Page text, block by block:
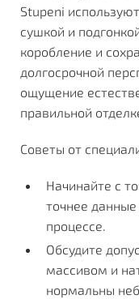
Stupeni
сушкой и
коробление и
долгосрочной
ощущение
правильной
Советы от
Начинайте с
точнее
процессе.
Обсудите
массивом и
нормальны